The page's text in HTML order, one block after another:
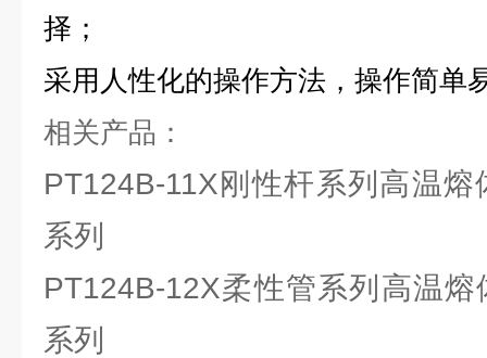
择；
采用人性化的操作方法，操作简单
相关产品：
PT124B-11X刚性杆系列高温
系列
PT124B-12X柔性管系列高温
系列